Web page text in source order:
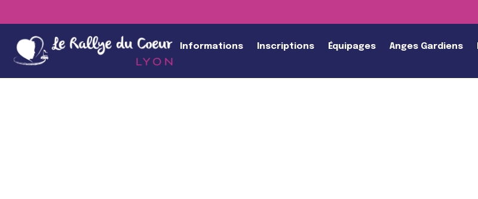
Informations Inscriptions Équipages Anges Gardiens